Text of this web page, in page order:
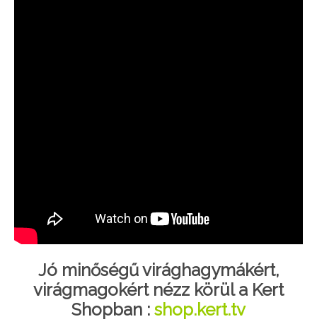
Jó minőségű virághagymákért,
virágmagokért nézz körül a Kert
Shopban : shop.kert.tv